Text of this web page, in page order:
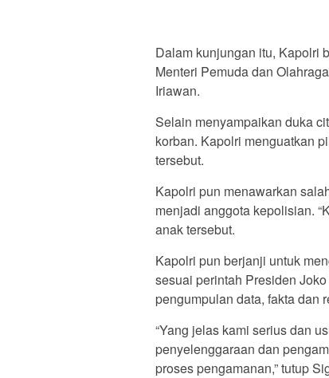
Dalam kunjungan itu, Kapolri
Menteri Pemuda dan
Iriawan.
Selain menyampaikan duka
korban. Kapolri menguatkan
tersebut.
Kapolri pun menawarkan
menjadi anggota kepolisian.
anak tersebut.
Kapolri pun berjanji untuk
sesuai perintah Presiden
pengumpulan data, fakta dan
“Yang jelas kami serius dan
penyelenggaraan dan
proses pengamanan,” tutup